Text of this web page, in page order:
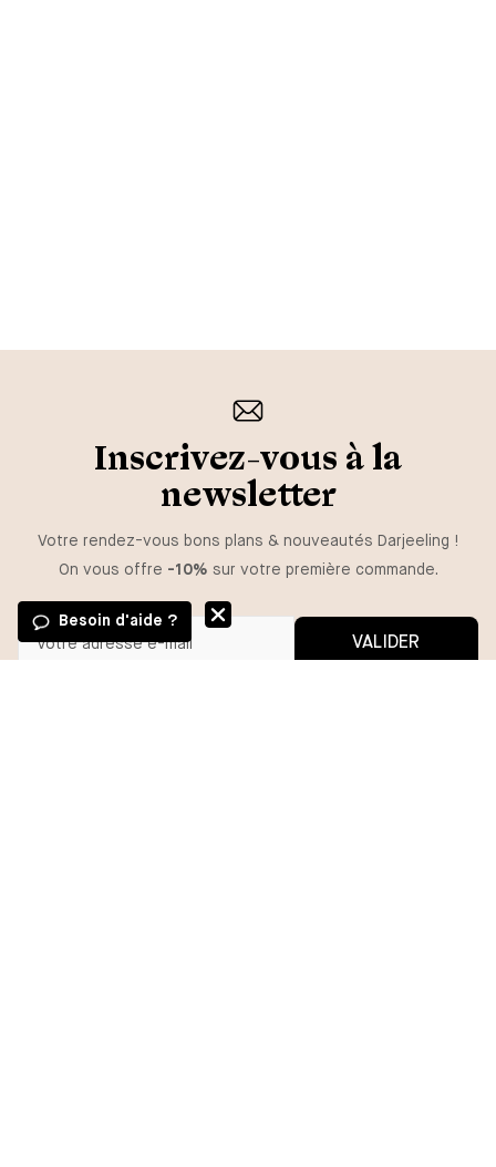
Inscrivez-vous à la
newsletter
Votre rendez-vous bons plans & nouveautés Darjeeling !
On vous offre -10% sur votre première commande.
VALIDER
Besoin d'aide ?